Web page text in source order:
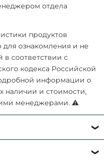
отдела
продуктов
ознакомления и не
в соответствии с
кодекса Российской
информации о
наличии и стоимости,
менеджерами. ⚠